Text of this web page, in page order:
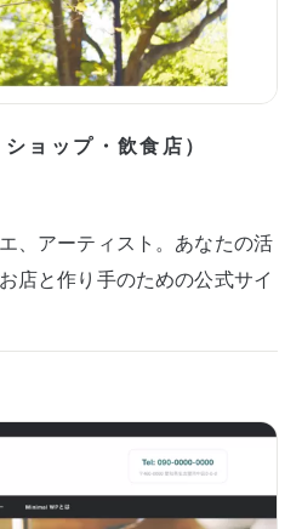
ョップ・飲食店）
、アーティスト。あなたの活
店と作り手のための公式サイ